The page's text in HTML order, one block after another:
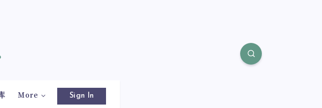
More Sign In